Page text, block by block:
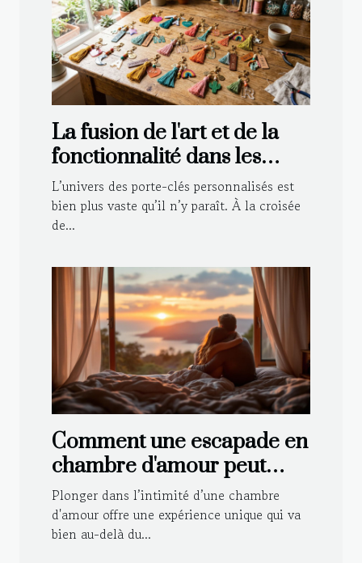
La fusion de l'art et de la
fonctionnalité dans les
porte-clés personnalisés
L’univers des porte-clés personnalisés est
bien plus vaste qu’il n’y paraît. À la croisée
de...
Comment une escapade en
chambre d'amour peut
renforcer votre relation ?
Plonger dans l’intimité d’une chambre
d'amour offre une expérience unique qui va
bien au-delà du...